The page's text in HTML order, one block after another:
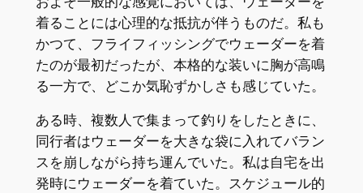
着ることには心理的な抵抗が伴うものだ。私も
かつて、フライフィッシングでウェーダーを着
たのが最初だったが、本格的な装いに胸が高鳴
る一方で、どこか気恥ずかしさも感じていた。
ある時、複数人で集まって釣りをしたときに、
同行者はウェーダーを大きな袋に入れてバラン
スを崩しながら持ち運んでいた。私は自宅を出
発時にウェーダーを着ていた。スケジュール的